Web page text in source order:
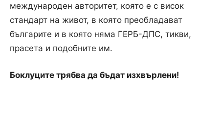
международен авторитет, която е с висок
стандарт на живот, в която преобладават
българите и в която няма ГЕРБ-ДПС, тикви,
прасета и подобните им.
Боклуците трябва да бъдат изхвърлени!